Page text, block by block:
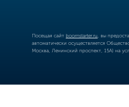
Посещая сайт boomstarter.ru , вы
автоматически осуществляется
Москва, Ленинский проспект, 15А) на